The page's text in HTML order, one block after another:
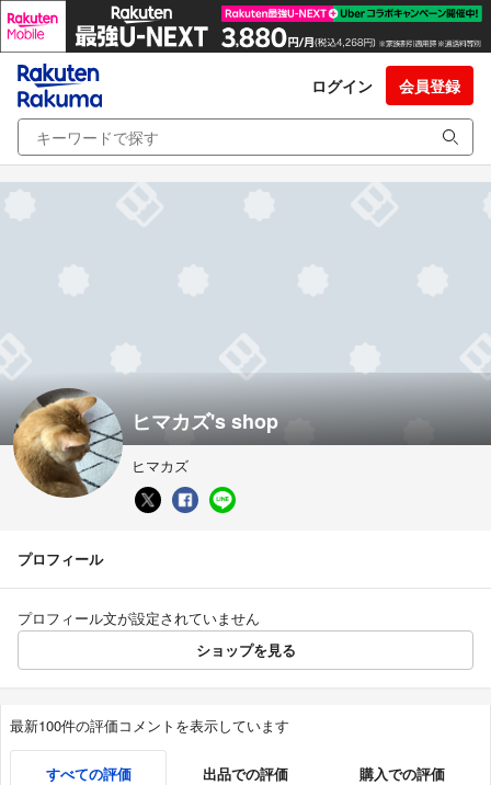
ログイン 会員登録
ヒマカズ's shop
ヒマカズ
プロフィール
プロフィール文が設定されていません
ショップを見る
最新100件の評価コメントを表示しています
すべての評価 出品での評価 購入での評価